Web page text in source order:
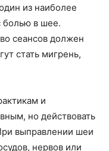
из наиболее
болью в шее.
сеансов должен
стать мигрень,
и
но действовать
выправлении шеи
нервов или